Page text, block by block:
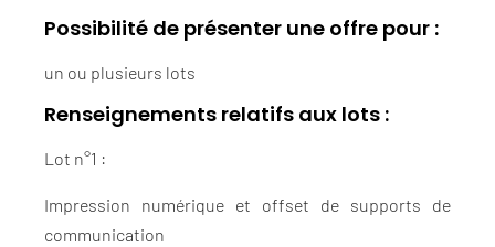
Possibilité de présenter une offre pour :
un ou plusieurs lots
Renseignements relatifs aux lots :
Lot n°1 :
Impression numérique et offset de supports de
communication